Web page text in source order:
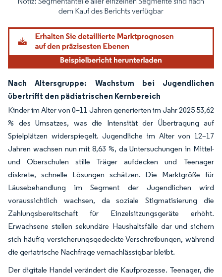
Bild © Mordor Intelligence. Wiederverwendung erfordert Namensnennung
Nach Altersgruppe: Wachstum bei Jugendlichen
übertrifft den pädiatrischen Kernbereich
Kinder im Alter von 0–11 Jahren generierten im Jahr 2025 53,62
% des Umsatzes, was die Intensität der Übertragung auf
Spielplätzen widerspiegelt. Jugendliche im Alter von 12–17
Jahren wachsen nun mit 8,63 %, da Untersuchungen in Mittel-
und Oberschulen stille Träger aufdecken und Teenager
diskrete, schnelle Lösungen schätzen. Die Marktgröße für
Läusebehandlung im Segment der Jugendlichen wird
voraussichtlich wachsen, da soziale Stigmatisierung die
Zahlungsbereitschaft für Einzelsitzungsgeräte erhöht.
Erwachsene stellen sekundäre Haushaltsfälle dar und sichern
sich häufig versicherungsgedeckte Verschreibungen, während
die geriatrische Nachfrage vernachlässigbar bleibt.
Der digitale Handel verändert die Kaufprozesse. Teenager, die